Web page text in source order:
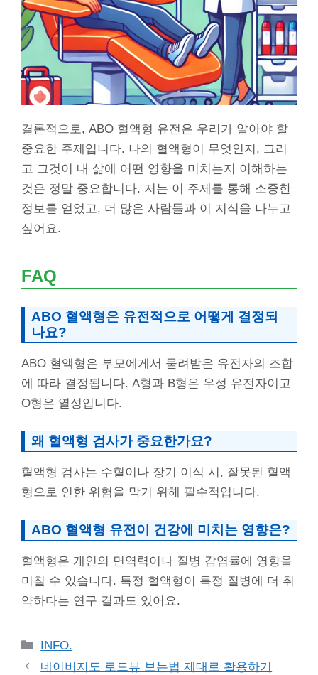
결론적으로, ABO 혈액형 유전은 우리가 알아야 할
중요한 주제입니다. 나의 혈액형이 무엇인지, 그리
고 그것이 내 삶에 어떤 영향을 미치는지 이해하는
것은 정말 중요합니다. 저는 이 주제를 통해 소중한
정보를 얻었고, 더 많은 사람들과 이 지식을 나누고
싶어요.
FAQ
ABO 혈액형은 유전적으로 어떻게 결정되
나요?
ABO 혈액형은 부모에게서 물려받은 유전자의 조합
에 따라 결정됩니다. A형과 B형은 우성 유전자이고
O형은 열성입니다.
왜 혈액형 검사가 중요한가요?
혈액형 검사는 수혈이나 장기 이식 시, 잘못된 혈액
형으로 인한 위험을 막기 위해 필수적입니다.
ABO 혈액형 유전이 건강에 미치는 영향은?
혈액형은 개인의 면역력이나 질병 감염률에 영향을
미칠 수 있습니다. 특정 혈액형이 특정 질병에 더 취
약하다는 연구 결과도 있어요.
Categories
INFO.
네이버지도 로드뷰 보는법 제대로 활용하기